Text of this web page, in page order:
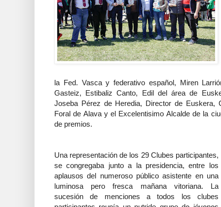
la Fed. Vasca y federativo español, Miren
Gasteiz, Estibaliz Canto, Edil del área de
Joseba Pérez de Heredia, Director de Euskera,
Foral de Alava y el Excelentisimo Alcalde de la
de premios.
Una representación de los 29 Clubes participantes,
se congregaba junto a la presidencia, entre los
aplausos del numeroso público asistente en una
luminosa pero fresca mañana vitoriana. La
sucesión de menciones a todos los clubes